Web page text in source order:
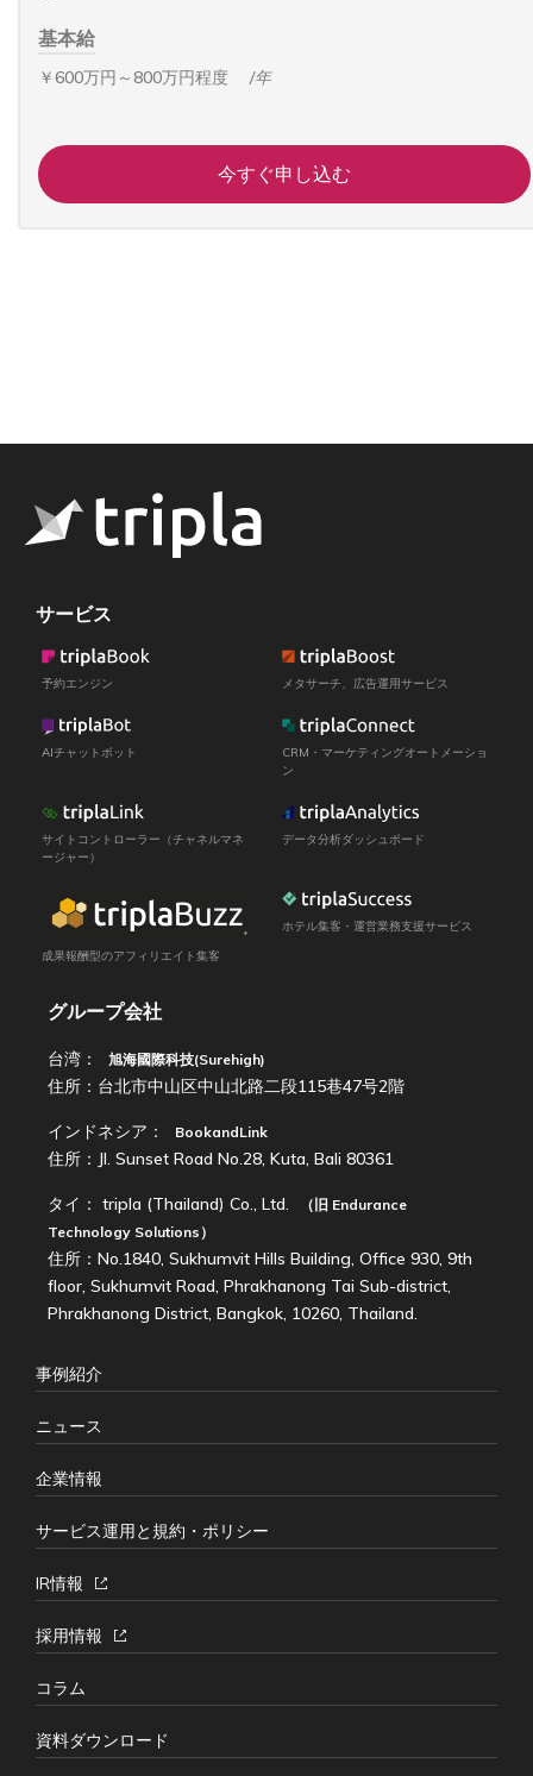
基本給
￥600万円～800万円程度 /年
今すぐ申し込む
サービス
予約エンジン メタサーチ、広告運用サービス
AIチャットボット
CRM・マーケティングオートメーショ
ン
サイトコントローラー（チャネルマネ
ージャー）
データ分析ダッシュボード
成果報酬型のアフィリエイト集客
ホテル集客・運営業務支援サービス
グループ会社
台湾： 旭海國際科技(Surehigh)
住所：台北市中山区中山北路二段115巷47号2階
インドネシア： BookandLink
住所：Jl. Sunset Road No.28, Kuta, Bali 80361
タイ： tripla (Thailand) Co., Ltd. （旧 Endurance
Technology Solutions ）
住所：No.1840, Sukhumvit Hills Building, Office 930, 9th
floor, Sukhumvit Road, Phrakhanong Tai Sub-district,
Phrakhanong District, Bangkok, 10260, Thailand.
事例紹介
ニュース
企業情報
サービス運用と規約・ポリシー
IR情報
採用情報
コラム
資料ダウンロード